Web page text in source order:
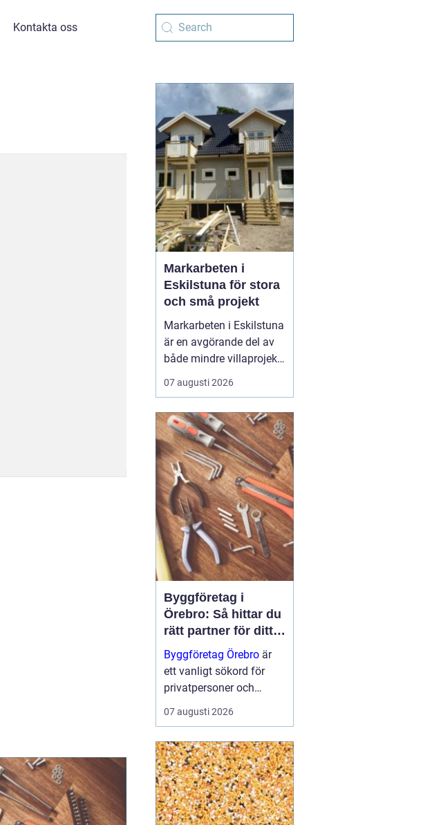
Kontakta oss
Markarbeten i
Eskilstuna för stora
och små projekt
Markarbeten i Eskilstuna
är en avgörande del av
både mindre villaprojekt
och större
byggsatsningar, och rätt
en stabil grund för allt
som ska byggas
ovanpå. När marken
förbere...
07 augusti 2026
Byggföretag i
Örebro: Så hittar du
rätt partner för ditt
projekt
Byggföretag Örebro är
ett vanligt sökord för
privatpersoner och
företag som planerar att
bygga nytt, renovera eller
huset. Många vill ha en
trygg by...
07 augusti 2026